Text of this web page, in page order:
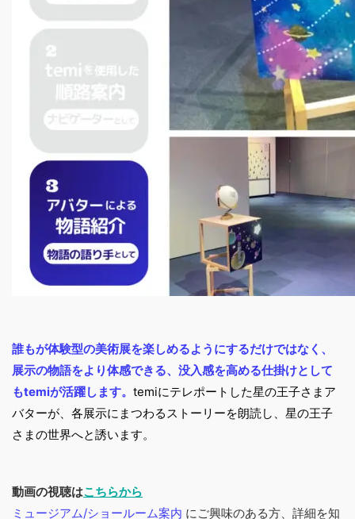
誰もが体験型の美術展を楽しめるようにするだけではなく、
展示の物語をより体感できる、没入感を高める仕掛けとして
もtemiが活躍します。 temiにテレポートした星の王子さまア
バターが、各展示にまつわるストーリーを朗読し、星の王子
さまの世界へと誘います。
動画の視聴はこちらから
ミュージアム/ショールーム案内 にご興味のある方、詳細を知